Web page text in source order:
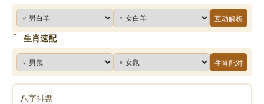
互动解析
生肖速配
生肖配对
八字排盘